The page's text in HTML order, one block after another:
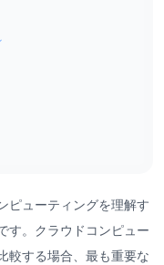
ピューティングを理解す
す。クラウドコンピュー
較する場合、最も重要な